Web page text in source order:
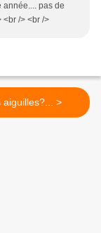
année.... pas de
<br /> <br />
et les aiguilles?... >